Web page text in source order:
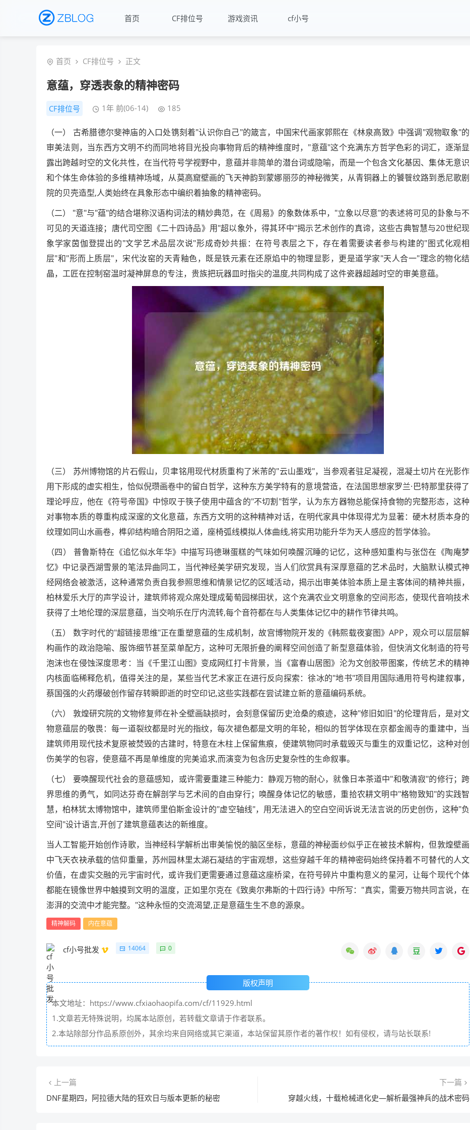
首页 CF排位号 游戏资讯 cf小号
首页 CF排位号 正文
意蕴，穿透表象的精神密码
CF排位号 1年 前(06-14) 185
（一） 古希腊德尔斐神庙的入口处镌刻着"认识你自己"的箴言，中国宋代画家郭熙在《林泉高致》中强调"观物取象"的
审美法则，当东西方文明不约而同地将目光投向事物背后的精神维度时，"意蕴"这个充满东方哲学色彩的词汇，逐渐显
露出跨越时空的文化共性，在当代符号学视野中，意蕴并非简单的潜台词或隐喻，而是一个包含文化基因、集体无意识
和个体生命体验的多维精神场域，从莫高窟壁画的飞天神韵到蒙娜丽莎的神秘微笑，从青铜器上的饕餮纹路到悉尼歌剧
院的贝壳造型,人类始终在具象形态中编织着抽象的精神密码。
（二） "意"与"蕴"的结合堪称汉语构词法的精妙典范，在《周易》的象数体系中，"立象以尽意"的表述将可见的卦象与不
可见的天道连接；唐代司空图《二十四诗品》用"超以象外，得其环中"揭示艺术创作的真谛，这些古典智慧与20世纪现
象学家茵伽登提出的"文学艺术品层次说"形成奇妙共振：在符号表层之下，存在着需要读者参与构建的"图式化观相
层"和"形而上质层"，宋代汝窑的天青釉色，既是铁元素在还原焰中的物理显影，更是道学家"天人合一"理念的物化结
晶，工匠在控制窑温时凝神屏息的专注，贵族把玩器皿时指尖的温度,共同构成了这件瓷器超越时空的审美意蕴。
（三） 苏州博物馆的片石假山，贝聿铭用现代材质重构了米芾的"云山墨戏"，当参观者驻足凝视，混凝土切片在光影作
用下形成的虚实相生，恰似倪瓒画卷中的留白哲学，这种东方美学特有的意境营造，在法国思想家罗兰·巴特那里获得了
理论呼应，他在《符号帝国》中惊叹于筷子使用中蕴含的"不切割"哲学，认为东方器物总能保持食物的完整形态，这种
对事物本质的尊重构成深邃的文化意蕴，东西方文明的这种精神对话，在明代家具中体现得尤为显著：硬木材质本身的
纹理如同山水画卷，榫卯结构暗合阴阳之道，座椅弧线模拟人体曲线,将实用功能升华为天人感应的哲学体验。
（四） 普鲁斯特在《追忆似水年华》中描写玛德琳蛋糕的气味如何唤醒沉睡的记忆，这种感知重构与张岱在《陶庵梦
忆》中记录西湖雪景的笔法异曲同工，当代神经美学研究发现，当人们欣赏具有深厚意蕴的艺术品时，大脑默认模式神
经网络会被激活，这种通常负责自我参照思维和情景记忆的区域活动，揭示出审美体验本质上是主客体间的精神共振，
柏林爱乐大厅的声学设计，建筑师将观众席处理成葡萄园梯田状，这个充满农业文明意象的空间形态，使现代音响技术
获得了土地伦理的深层意蕴，当交响乐在厅内流转,每个音符都在与人类集体记忆中的耕作节律共鸣。
（五） 数字时代的"超链接思维"正在重塑意蕴的生成机制，故宫博物院开发的《韩熙载夜宴图》APP，观众可以层层解
构画作的政治隐喻、服饰细节甚至菜单配方，这种可无限折叠的阐释空间创造了新型意蕴体验，但快消文化制造的符号
泡沫也在侵蚀深度思考：当《千里江山图》变成网红打卡背景，当《富春山居图》沦为文创胶带图案，传统艺术的精神
内核面临稀释危机，值得关注的是，某些当代艺术家正在进行反向探索：徐冰的"地书"项目用国际通用符号构建叙事，
蔡国强的火药爆破创作留存转瞬即逝的时空印记,这些实践都在尝试建立新的意蕴编码系统。
（六） 敦煌研究院的文物修复师在补全壁画缺损时，会刻意保留历史沧桑的痕迹，这种"修旧如旧"的伦理背后，是对文
物意蕴层的敬畏：每一道裂纹都是时光的指纹，每次褪色都是文明的年轮，相似的哲学体现在京都金阁寺的重建中，当
建筑师用现代技术复原被焚毁的古建时，特意在木柱上保留焦痕，使建筑物同时承载毁灭与重生的双重记忆，这种对创
伤美学的包容，使意蕴不再是单维度的完美追求,而演变为包含历史复杂性的生命叙事。
（七） 要唤醒现代社会的意蕴感知，或许需要重建三种能力：静观万物的耐心，就像日本茶道中"和敬清寂"的修行；跨
界思维的勇气，如同达芬奇在解剖学与艺术间的自由穿行；唤醒身体记忆的敏感，重拾农耕文明中"格物致知"的实践智
慧，柏林犹太博物馆中，建筑师里伯斯金设计的"虚空轴线"，用无法进入的空白空间诉说无法言说的历史创伤，这种"负
空间"设计语言,开创了建筑意蕴表达的新维度。
当人工智能开始创作诗歌，当神经科学解析出审美愉悦的脑区坐标，意蕴的神秘面纱似乎正在被技术解构，但敦煌壁画
中飞天衣袂承载的信仰重量，苏州园林里太湖石凝结的宇宙观想，这些穿越千年的精神密码始终保持着不可替代的人文
价值，在虚实交融的元宇宙时代，或许我们更需要通过意蕴这座桥梁，在符号碎片中重构意义的星河，让每个现代个体
都能在镜像世界中触摸到文明的温度，正如里尔克在《致奥尔弗斯的十四行诗》中所写："真实，需要万物共同言说，在
澎湃的交流中才能完整。"这种永恒的交流渴望,正是意蕴生生不息的源泉。
精神解码 内在意蕴
cf小号批发 14064 0
版权声明
本文地址：https://www.cfxiaohaopifa.com/cf/11929.html
1.文章若无特殊说明，均属本站原创，若转载文章请于作者联系。
2.本站除部分作品系原创外，其余均来自网络或其它渠道，本站保留其原作者的著作权！如有侵权，请与站长联系!
上一篇
DNF星期四，阿拉德大陆的狂欢日与版本更新的秘密
下一篇
穿越火线，十载枪械进化史—解析最强神兵的战术密码